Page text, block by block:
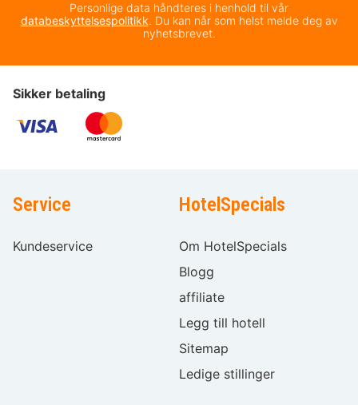
Personlige data håndteres i henhold til vår
databeskyttelsespolitikk. Du kan når som helst melde deg av
nyhetsbrevet.
Sikker betaling
Service
Kundeservice
HotelSpecials
Om HotelSpecials
Blogg
affiliate
Legg till hotell
Sitemap
Ledige stillinger